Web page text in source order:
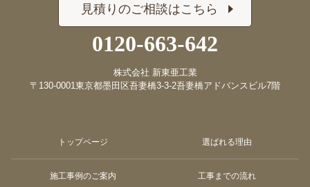
見積りのご相談はこちら
0120-663-642
株式会社 新東亜工業
〒130-0001東京都墨田区吾妻橋3-3-2吾妻橋アドバンスビル7階
トップページ 選ばれる理由
施工事例のご案内 工事までの流れ